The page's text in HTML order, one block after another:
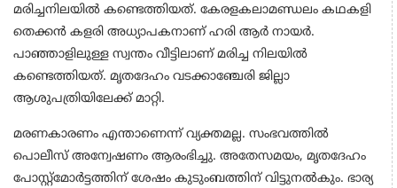
മരിച്ചനിലയിൽ കണ്ടെത്തിയത്. കേരളകലാമണ്ഡലം കഥകളി
തെക്കൻ കളരി അധ്യാപകനാണ് ഹരി ആർ നായർ.
പാഞ്ഞാളിലുള്ള സ്വന്തം വീട്ടിലാണ് മരിച്ച നിലയിൽ
കണ്ടെത്തിയത്. മൃതദേഹം വടക്കാഞ്ചേരി ജില്ലാ
ആശുപത്രിയിലേക്ക് മാറ്റി.
മരണകാരണം എന്താണെന്ന് വ്യക്തമല്ല. സംഭവത്തിൽ
പൊലീസ് അന്വേഷണം ആരംഭിച്ചു. അതേസമയം, മൃതദേഹം
പോസ്റ്റ്മോർട്ടത്തിന് ശേഷം കുടുംബത്തിന് വിട്ടുനൽകും. ഭാര്യ